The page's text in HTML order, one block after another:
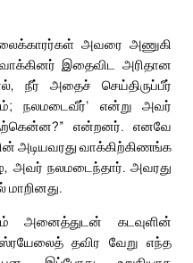
அவரை அணுகி
இதைவிட அரிதான
நீர் அதைச் செய்திருப்பீர்
நலமடைவீர்’ என்று அவர்
என்றனர். எனவே
அடியவரது வாக்கிற்கிணங்க
அவர் நலமடைந்தார். அவரது
மாறினது.
அனைத்துடன் கடவுளின்
தவிர வேறு எந்த